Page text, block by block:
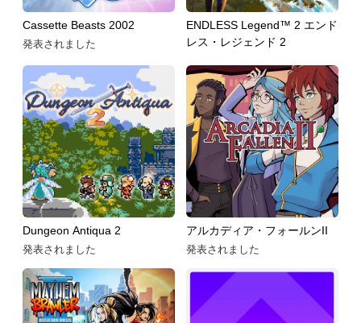
Cassette Beasts 2002
発表されました
ENDLESS Legend™ 2 エンド
レス・レジェンド 2
Dungeon Antiqua 2
発表されました
アルカディア・フォールンII
発表されました